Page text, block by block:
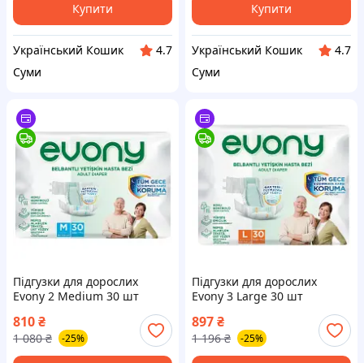
Купити
Український Кошик
4.7
Суми
Купити
Український Кошик
4.7
Суми
Підгузки для дорослих
Evony 2 Medium 30 шт
810₴
1 080 ₴ -25%
Підгузки для дорослих
Evony 3 Large 30 шт
897₴
1 196 ₴ -25%